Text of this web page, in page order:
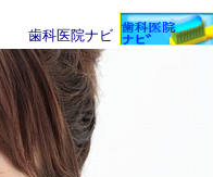
歯科医院ナビ